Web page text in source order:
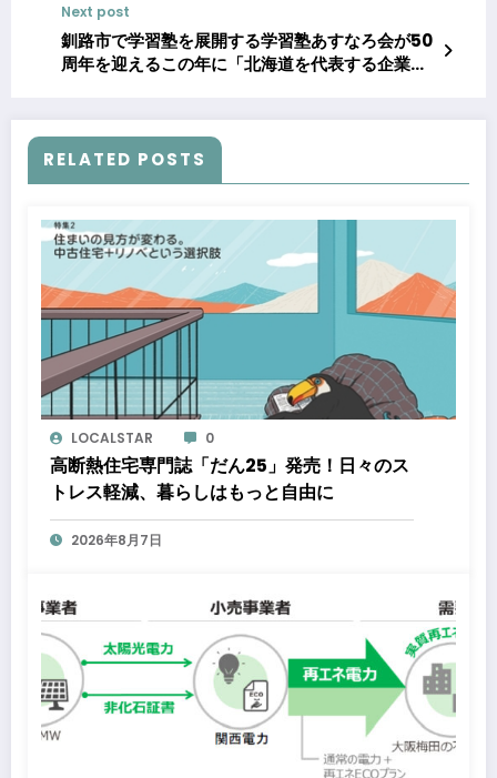
Next post
釧路市で学習塾を展開する学習塾あすなろ会が50
周年を迎えるこの年に「北海道を代表する企業
RELATED POSTS
LOCALSTAR 0
高断熱住宅専門誌「だん25」発売！日々のス
トレス軽減、暮らしはもっと自由に
2026年8月7日